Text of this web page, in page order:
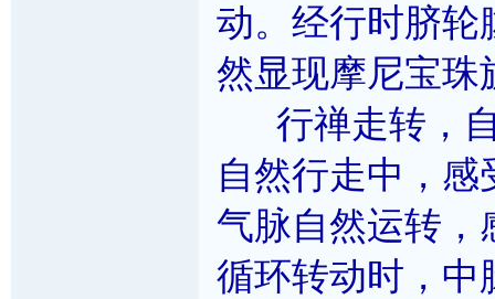
动。经行时脐轮
然显现摩尼宝珠
行禅走转，自
自然行走中，
气脉自然运转，
循环转动时，中